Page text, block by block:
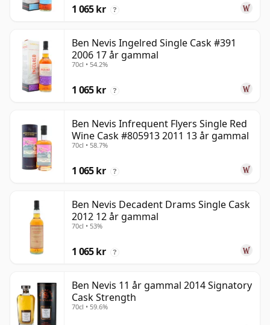
1 065 kr ?
Ben Nevis Ingelred Single Cask #391
2006 17 år gammal
70cl • 54.2%
1 065 kr ?
Ben Nevis Infrequent Flyers Single Red
Wine Cask #805913 2011 13 år gammal
70cl • 58.7%
1 065 kr ?
Ben Nevis Decadent Drams Single Cask
2012 12 år gammal
70cl • 53%
1 065 kr ?
Ben Nevis 11 år gammal 2014 Signatory
Cask Strength
70cl • 59.6%